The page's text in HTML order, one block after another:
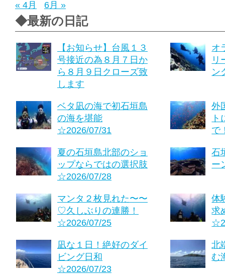
« 4月 6月 »
◆最新の日記
【お知らせ】台風１３
号接近の為８月７日か
ら８月９日クローズ致
します
オ
リ
ン
ベタ凪の海で初石垣島
の海を堪能
☆2026/07/31
外
で
夏の石垣島北部のショ
ップならではの選択肢
☆2026/07/28
石
ー
マンタ２枚見れた〜〜
♡久しぶりの連勝！
☆2026/07/25
体
求
凪な１日！絶好のダイ
ビング日和
☆2026/07/23
北
む